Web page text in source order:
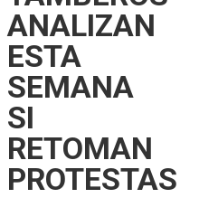
ANALIZAN
ESTA
SEMANA
SI
RETOMAN
PROTESTAS